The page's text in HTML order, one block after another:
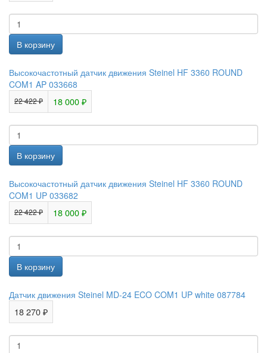
Высокочастотный датчик движения Steinel HF 3360 ROUND
COM1 AP 033668
22 422 ₽ 18 000 ₽
Высокочастотный датчик движения Steinel HF 3360 ROUND
COM1 UP 033682
22 422 ₽ 18 000 ₽
Датчик движения Steinel MD-24 ECO COM1 UP white 087784
18 270 ₽